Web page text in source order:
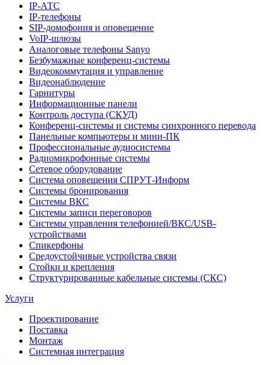
IP-АТС
IP-телефоны
SIP-домофония и оповещение
VoIP-шлюзы
Аналоговые телефоны Sanyo
Безбумажные конференц-системы
Видеокоммутация и управление
Видеонаблюдение
Гарнитуры
Информационные панели
Контроль доступа (СКУД)
Конференц-системы и системы синхронного перевода
Панельные компьютеры и мини-ПК
Профессиональные аудиосистемы
Радиомикрофонные системы
Сетевое оборудование
Система оповещения СПРУТ-Информ
Системы бронирования
Системы ВКС
Системы записи переговоров
Системы управления телефонией/ВКС/USB-
устройствами
Спикерфоны
Средоустойчивые устройства связи
Стойки и крепления
Структурированные кабельные системы (СКС)
Услуги
Проектирование
Поставка
Монтаж
Системная интеграция